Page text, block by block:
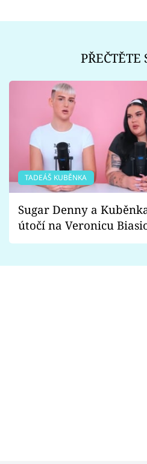
PŘEČTĚTE
TADEÁŠ KUBĚNKA
Sugar Denny a
útočí na Veronicu
Proč je podle nich